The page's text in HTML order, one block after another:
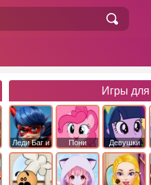
Игры
Леди Баг и
Супер Кот
Пони
Дружба это
Девушки
Эквестрии